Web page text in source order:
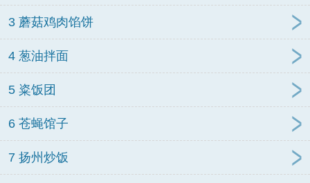
3 蘑菇鸡肉馅饼
4 葱油拌面
5 粢饭团
6 苍蝇馆子
7 扬州炒饭